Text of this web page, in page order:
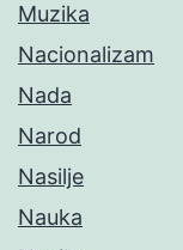
Muzika
Nacionalizam
Nada
Narod
Nasilje
Nauka